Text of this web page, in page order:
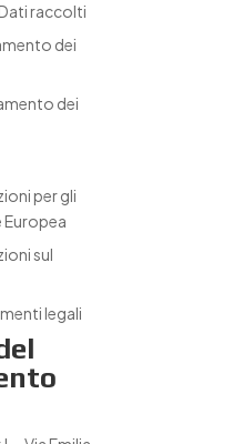
raccolti
dei
dei
per gli
Europea
sul
legali